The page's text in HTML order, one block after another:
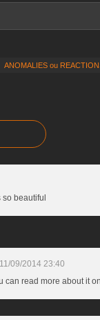
ANOMALIES ou
beautiful
11/09/2014 23:40
can read more about it